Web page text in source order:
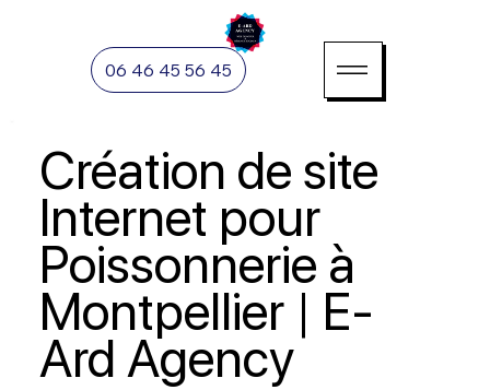
06 46 45 56 45
Création de site
Internet pour
Poissonnerie à
Montpellier | E-
Ard Agency